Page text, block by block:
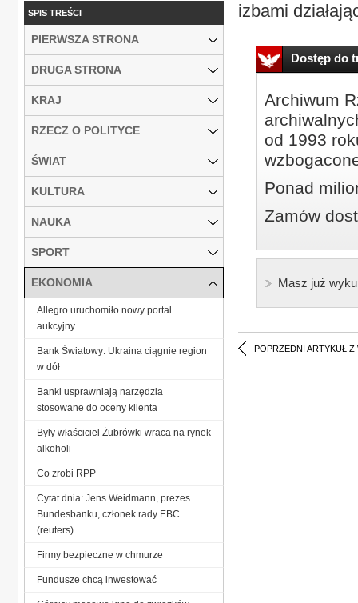
izbami
Dostęp do
Archiwum
od 1993
Ponad
Zamów
Masz już
POPRZEDNI ARTYKUŁ Z
SPIS TREŚCI
PIERWSZA STRONA
DRUGA STRONA
KRAJ
RZECZ O POLITYCE
ŚWIAT
KULTURA
NAUKA
SPORT
EKONOMIA
Allegro uruchomiło nowy portal
aukcyjny
Bank Światowy: Ukraina ciągnie region
w dół
Banki usprawniają narzędzia
stosowane do oceny klienta
Były właściciel Żubrówki wraca na rynek
alkoholi
Co zrobi RPP
Cytat dnia: Jens Weidmann, prezes
Bundesbanku, członek rady EBC
(reuters)
Firmy bezpieczne w chmurze
Fundusze chcą inwestować